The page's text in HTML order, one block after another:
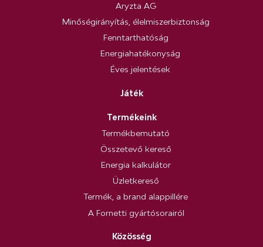
Aryzta AG
Minőségirányítás, élelmiszerbiztonság
Fenntarthatóság
Energiahatékonyság
Éves jelentések
Játék
Termékeink
Termékbemutató
Összetevő kereső
Energia kalkulátor
Üzletkereső
Termék, a brand alappillére
A Fornetti gyártósorairól
Közösség